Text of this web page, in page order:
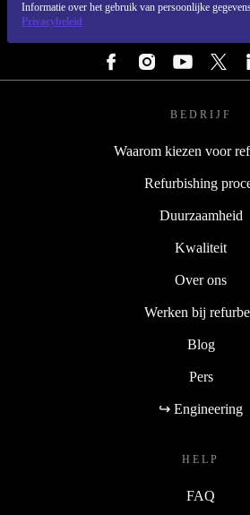
Informatie over het gebruik van persoonlijke
Privacybeleid
BEDRIJF
Waarom kiezen voor
Refurbishing
Duurzaamheid
Kwaliteit
Over ons
Werken bij
Blog
Pers
↪ Engineering
HELP
FAQ